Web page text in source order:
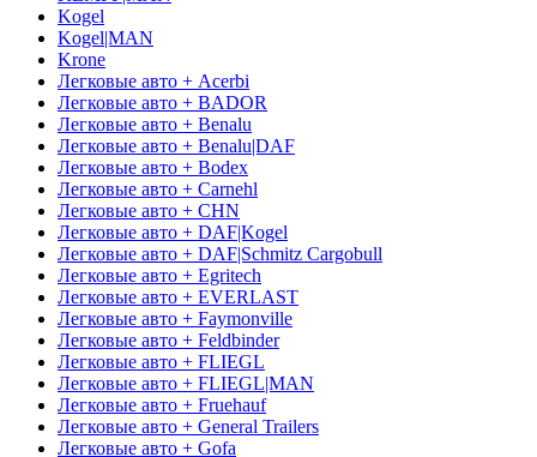
Kogel
Kogel|MAN
Krone
Легковые авто + Acerbi
Легковые авто + BADOR
Легковые авто + Benalu
Легковые авто + Benalu|DAF
Легковые авто + Bodex
Легковые авто + Carnehl
Легковые авто + CHN
Легковые авто + DAF|Kogel
Легковые авто + DAF|Schmitz Cargobull
Легковые авто + Egritech
Легковые авто + EVERLAST
Легковые авто + Faymonville
Легковые авто + Feldbinder
Легковые авто + FLIEGL
Легковые авто + FLIEGL|MAN
Легковые авто + Fruehauf
Легковые авто + General Trailers
Легковые авто + Gofa